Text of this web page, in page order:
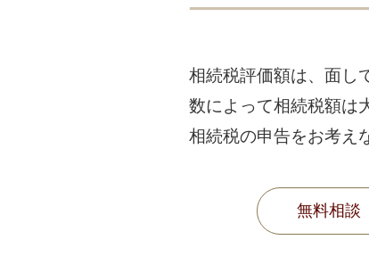
相続税評価額は、面し
数によって相続税額は
相続税の申告をお考え
無料相談